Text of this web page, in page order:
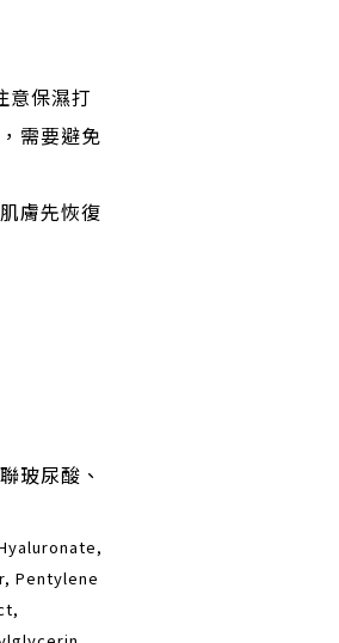
意保濕打
需要避免
膚先恢復
玻尿酸、
Pentylene